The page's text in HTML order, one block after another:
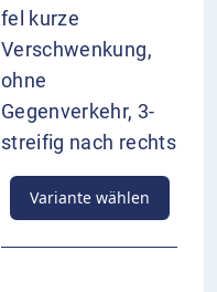
fel kurze
Verschwenkung,
ohne
Gegenverkehr, 3-
streifig nach rechts
Variante wählen